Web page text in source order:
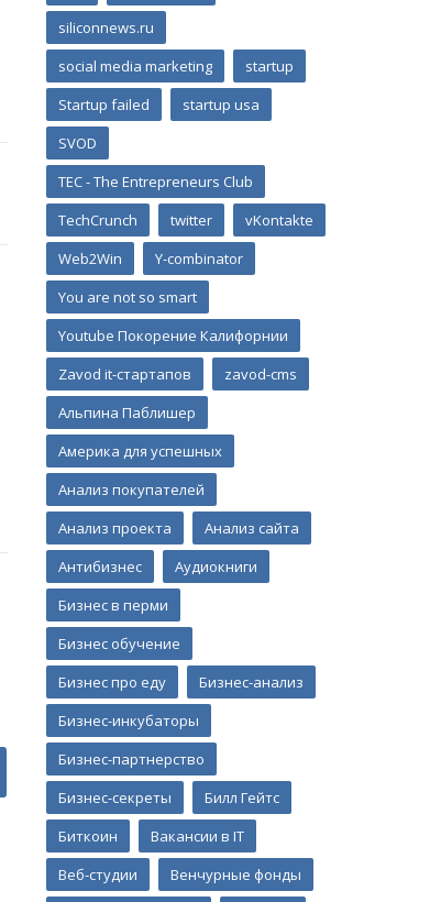
siliconnews.ru
social media marketing
startup
Startup failed
startup usa
SVOD
TEC - The Entrepreneurs Club
TechCrunch
twitter
vKontakte
Web2Win
Y-combinator
You are not so smart
Youtube Покорение Калифорнии
Zavod it-стартапов
zavod-cms
Альпина Паблишер
Америка для успешных
Анализ покупателей
Анализ проекта
Анализ сайта
Антибизнес
Аудиокниги
Бизнес в перми
Бизнес обучение
Бизнес про еду
Бизнес-анализ
Бизнес-инкубаторы
Бизнес-партнерство
Бизнес-секреты
Билл Гейтс
Биткоин
Вакансии в IT
Веб-студии
Венчурные фонды